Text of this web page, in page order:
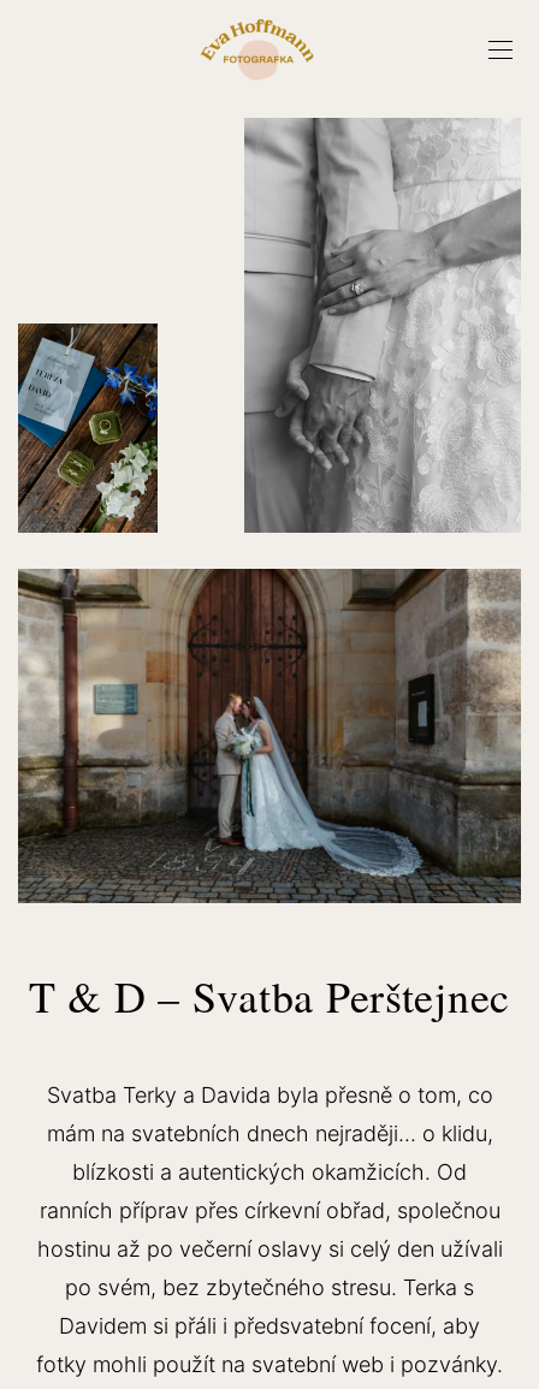
T & D – Svatba Perštejnec
Svatba Terky a Davida byla přesně o tom, co
mám na svatebních dnech nejraději... o klidu,
blízkosti a autentických okamžicích. Od
ranních příprav přes církevní obřad, společnou
hostinu až po večerní oslavy si celý den užívali
po svém, bez zbytečného stresu. Terka s
Davidem si přáli i předsvatební focení, aby
fotky mohli použít na svatební web i pozvánky.